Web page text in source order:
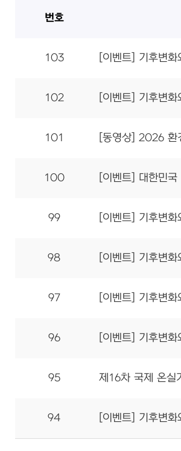
번호
103 [이벤트] 기후변
102 [이벤트] 기후변
101 [동영상] 2026 환
100 [이벤트] 대한민
99 [이벤트] 기후변
98 [이벤트] 기후변
97 [이벤트] 기후변
96 [이벤트] 기후변
95 제16차 국제 온실
94 [이벤트] 기후변